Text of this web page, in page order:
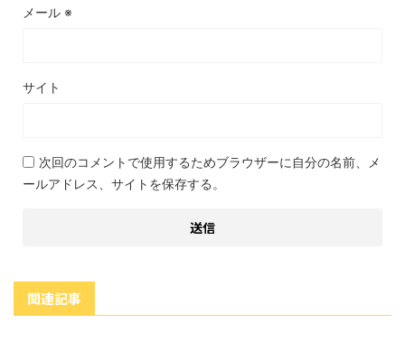
メール ※
サイト
次回のコメントで使用するためブラウザーに自分の名前、メ
ールアドレス、サイトを保存する。
関連記事